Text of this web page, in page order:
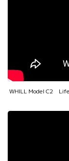
WHILL Model C2